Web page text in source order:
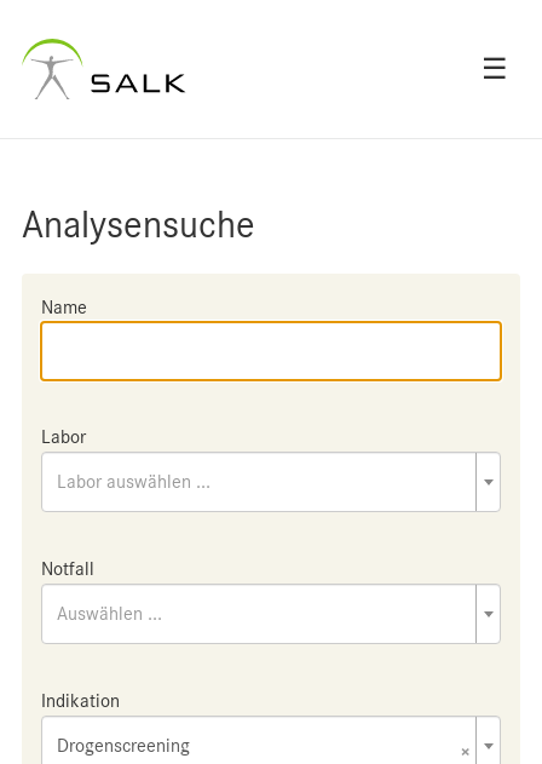
☰
Analysensuche
Name
Labor
Labor auswählen ...
Notfall
Auswählen ...
Indikation
×
Drogenscreening